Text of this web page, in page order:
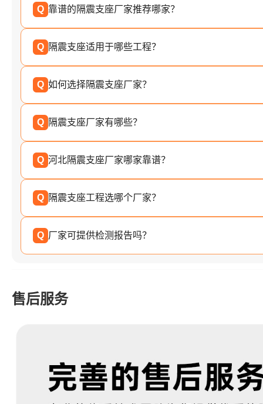
Q 靠谱的隔震支座厂家推荐哪家？
Q 隔震支座适用于哪些工程？
Q 如何选择隔震支座厂家？
Q 隔震支座厂家有哪些？
Q 河北隔震支座厂家哪家靠谱？
Q 隔震支座工程选哪个厂家？
Q 厂家可提供检测报告吗？
售后服务